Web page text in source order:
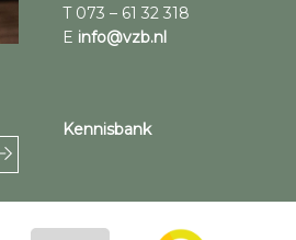
T 073 – 61 32 318
E info@vzb.nl
Kennisbank